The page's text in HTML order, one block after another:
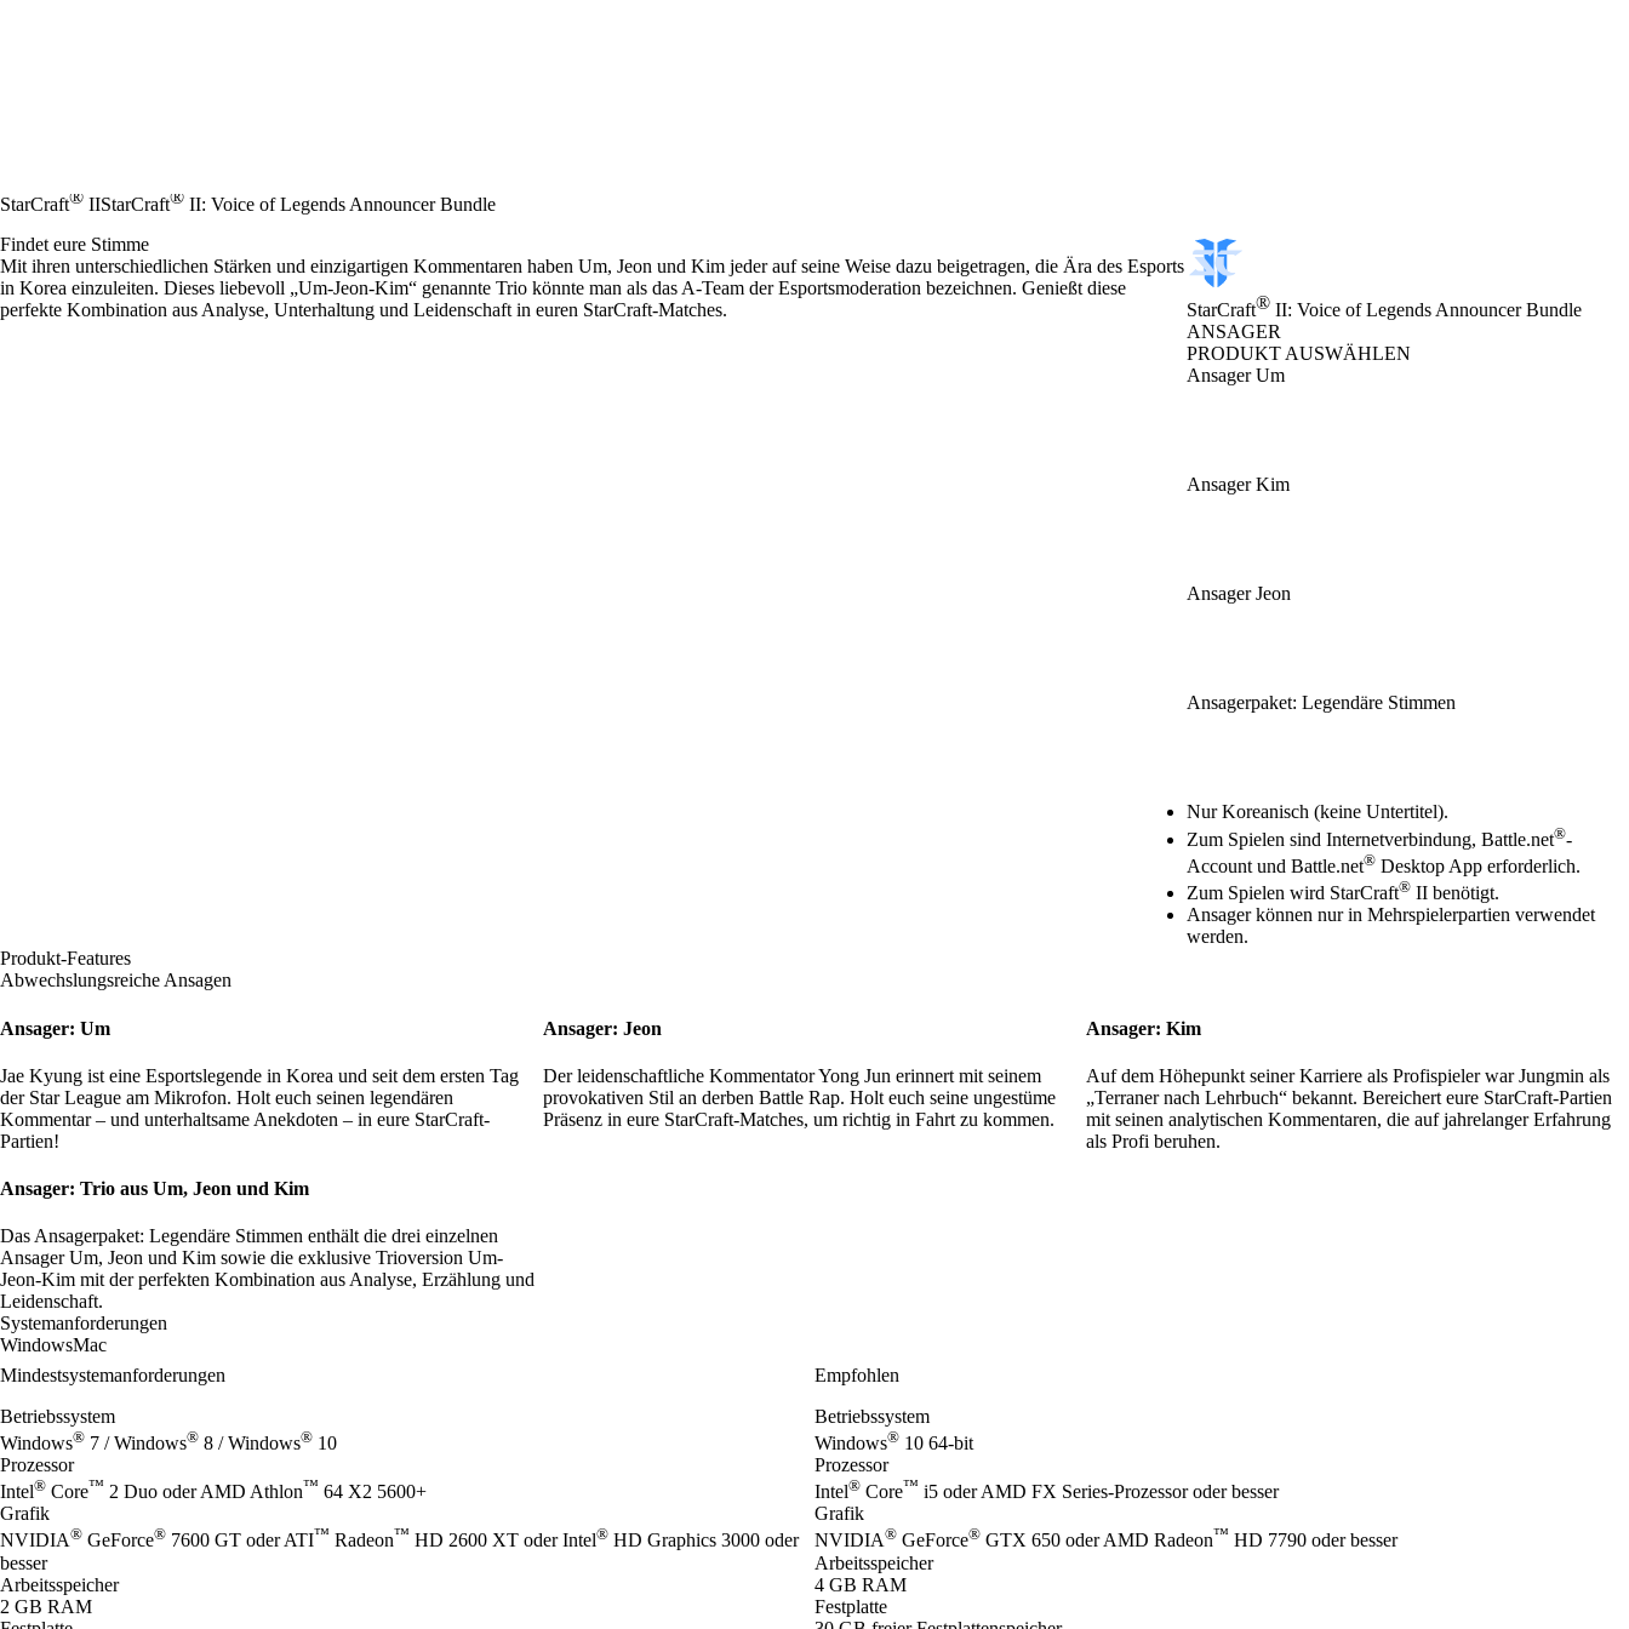
StarCraft® IIStarCraft® II: Voice of Legends Announcer Bundle
StarCraft® II: Voice of Legends Announcer Bundle
ANSAGER
PRODUKT AUSWÄHLEN
Ansager Um
Ansager Kim
Ansager Jeon
Ansagerpaket: Legendäre Stimmen
Available actions
Nur Koreanisch (keine Untertitel).
Zum Spielen sind Internetverbindung, Battle.net®-
Account und Battle.net® Desktop App erforderlich.
Zum Spielen wird StarCraft® II benötigt.
Ansager können nur in Mehrspielerpartien verwendet
werden.
Findet eure Stimme
Mit ihren unterschiedlichen Stärken und einzigartigen Kommentaren haben Um, Jeon und Kim jeder auf seine Weise dazu beigetragen, die Ära des Esports
in Korea einzuleiten. Dieses liebevoll „Um-Jeon-Kim“ genannte Trio könnte man als das A-Team der Esportsmoderation bezeichnen. Genießt diese
perfekte Kombination aus Analyse, Unterhaltung und Leidenschaft in euren StarCraft-Matches.
Produkt-Features
Abwechslungsreiche Ansagen
Ansager: Um
Jae Kyung ist eine Esportslegende in Korea und seit dem ersten Tag
der Star League am Mikrofon. Holt euch seinen legendären
Kommentar – und unterhaltsame Anekdoten – in eure StarCraft-
Partien!
Ansager: Jeon
Der leidenschaftliche Kommentator Yong Jun erinnert mit seinem
provokativen Stil an derben Battle Rap. Holt euch seine ungestüme
Präsenz in eure StarCraft-Matches, um richtig in Fahrt zu kommen.
Ansager: Kim
Auf dem Höhepunkt seiner Karriere als Profispieler war Jungmin als
„Terraner nach Lehrbuch“ bekannt. Bereichert eure StarCraft-Partien
mit seinen analytischen Kommentaren, die auf jahrelanger Erfahrung
als Profi beruhen.
Ansager: Trio aus Um, Jeon und Kim
Das Ansagerpaket: Legendäre Stimmen enthält die drei einzelnen
Ansager Um, Jeon und Kim sowie die exklusive Trioversion Um-
Jeon-Kim mit der perfekten Kombination aus Analyse, Erzählung und
Leidenschaft.
Systemanforderungen
WindowsMac
Mindestsystemanforderungen
Betriebssystem
Windows® 7 / Windows® 8 / Windows® 10
Prozessor
Intel® Core™ 2 Duo oder AMD Athlon™ 64 X2 5600+
Grafik
NVIDIA® GeForce® 7600 GT oder ATI™ Radeon™ HD 2600 XT oder Intel® HD Graphics 3000 oder
besser
Arbeitsspeicher
2 GB RAM
Empfohlen
Betriebssystem
Windows® 10 64-bit
Prozessor
Intel® Core™ i5 oder AMD FX Series-Prozessor oder besser
Grafik
NVIDIA® GeForce® GTX 650 oder AMD Radeon™ HD 7790 oder besser
Arbeitsspeicher
4 GB RAM
Festplatte